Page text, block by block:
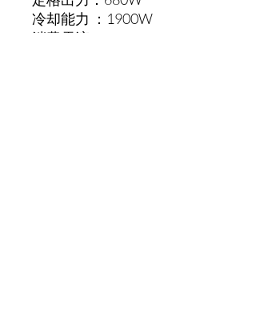
冷却能力 ：1900W
消費電流：20‑60A